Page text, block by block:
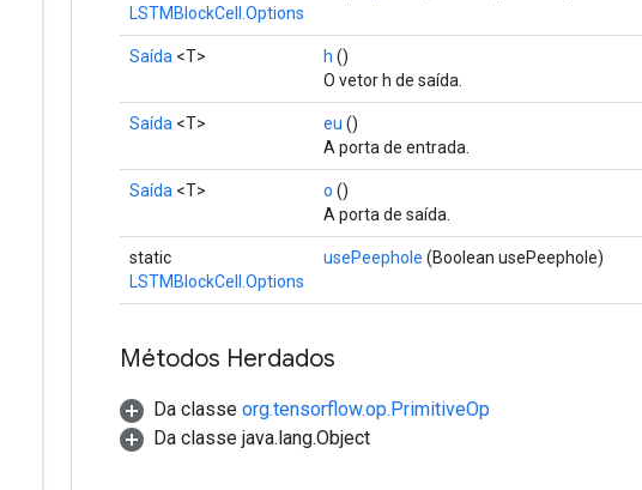
LSTMBlockCell.Options
Saída <T> h ()
O vetor h de saída.
Saída <T> eu ()
A porta de entrada.
Saída <T> o ()
A porta de saída.
static
LSTMBlockCell.Options
usePeephole (Boolean usePeephole)
Métodos Herdados
Da classe org.tensorflow.op.PrimitiveOp
Da classe java.lang.Object